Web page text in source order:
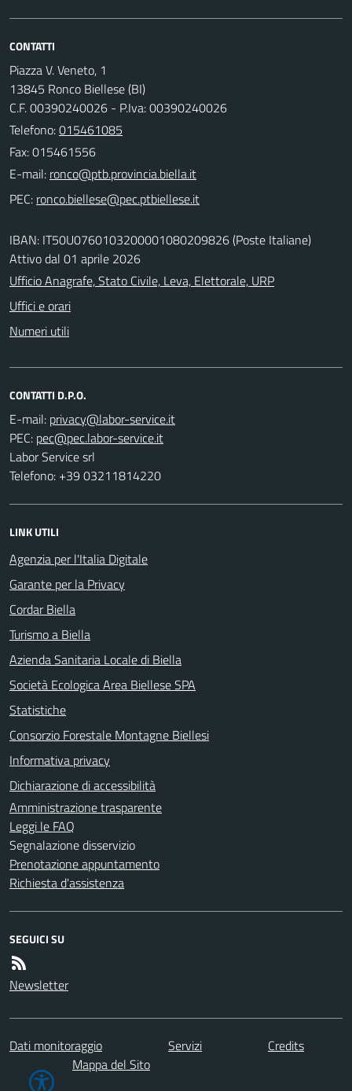
CONTATTI
Piazza V. Veneto, 1
13845 Ronco Biellese (BI)
C.F. 00390240026 - P.Iva: 00390240026
Telefono:015461085
Fax: 015461556
E-mail:
PEC:
IBAN: IT50U0760103200001080209826 (Poste Italiane)
Attivo dal 01 aprile 2026
Ufficio Anagrafe, Stato Civile, Leva, Elettorale, URP
Uffici e orari
Numeri utili
CONTATTI D.P.O.
E-mail:
PEC:
Labor Service srl
Telefono: +39 03211814220
LINK UTILI
Agenzia per l'Italia Digitale
Garante per la Privacy
Cordar Biella
Turismo a Biella
Azienda Sanitaria Locale di Biella
Società Ecologica Area Biellese SPA
Statistiche
Consorzio Forestale Montagne Biellesi
Informativa privacy
Dichiarazione di accessibilità
Amministrazione trasparente
Leggi le FAQ
Segnalazione disservizio
Prenotazione appuntamento
Richiesta d'assistenza
SEGUICI SU
Newsletter
Dati monitoraggio Servizi
Credits
Mappa del Sito